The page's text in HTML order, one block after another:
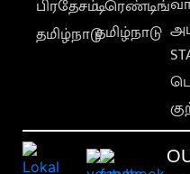
பிரதேசம்
தமிழ்நாடு
டிரெண்டிங்
தமிழ்நாடு